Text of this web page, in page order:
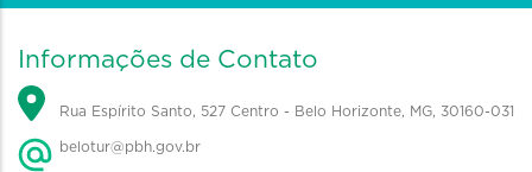
Informações de Contato
Rua Espírito Santo, 527 Centro - Belo Horizonte, MG, 30160-031
belotur@pbh.gov.br